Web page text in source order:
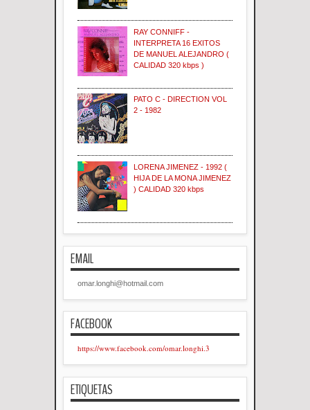
RAY CONNIFF -
INTERPRETA 16 EXITOS
DE MANUEL ALEJANDRO (
CALIDAD 320 kbps )
PATO C - DIRECTION VOL
2 - 1982
LORENA JIMENEZ - 1992 (
HIJA DE LA MONA JIMENEZ
) CALIDAD 320 kbps
EMAIL
omar.longhi@hotmail.com
FACEBOOK
https://www.facebook.com/omar.longhi.3
ETIQUETAS